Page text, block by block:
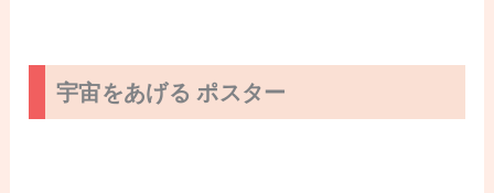
宇宙をあげる ポスター